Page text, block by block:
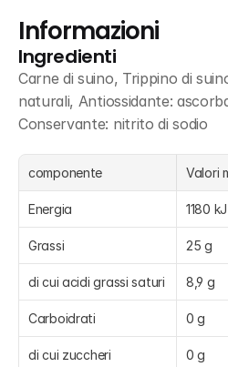
Informazioni
Ingredienti
Carne di suino, Trippino di
naturali, Antiossidante:
Conservante: nitrito di sodio
componente Valori
Energia 1180
Grassi 25 g
di cui acidi grassi saturi 8,9 g
Carboidrati 0 g
di cui zuccheri 0 g